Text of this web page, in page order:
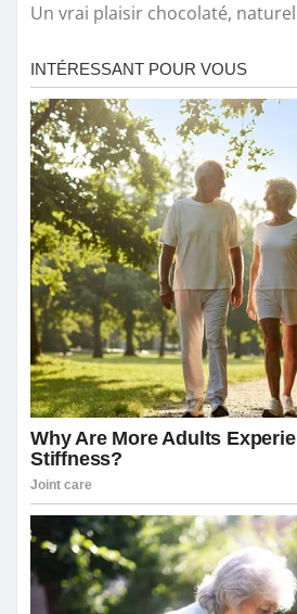
Un vrai plaisir chocolaté,